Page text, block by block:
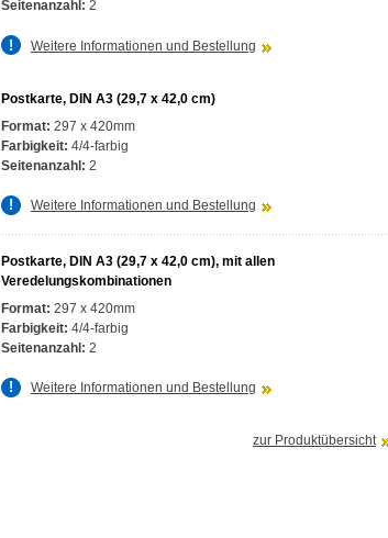
Seitenanzahl: 2
Weitere Informationen und Bestellung
Postkarte, DIN A3 (29,7 x 42,0 cm)
Format: 297 x 420mm
Farbigkeit: 4/4-farbig
Seitenanzahl: 2
Weitere Informationen und Bestellung
Postkarte, DIN A3 (29,7 x 42,0 cm), mit allen
Veredelungskombinationen
Format: 297 x 420mm
Farbigkeit: 4/4-farbig
Seitenanzahl: 2
Weitere Informationen und Bestellung
zur Produktübersicht